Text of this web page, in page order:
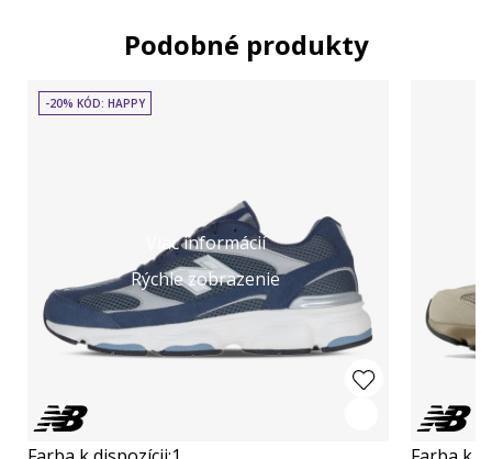
Podobné produkty
Viac informácií
Rýchle zobrazenie
-20% KÓD: HAPPY